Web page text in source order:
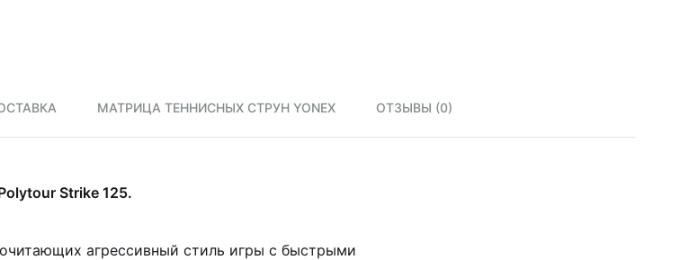
МАТРИЦА ТЕННИСНЫХ СТРУН YONEX ОТЗЫВЫ (0)
Strike 125.
агрессивный стиль игры с быстрыми